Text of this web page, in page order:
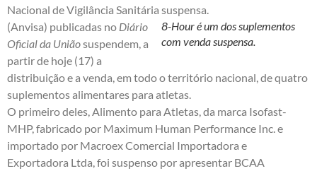
8-Hour é um dos suplementos
com venda suspensa.
Nacional de Vigilância Sanitária
(Anvisa) publicadas no Diário
Oficial da Uniãosuspendem, a
partir de hoje (17) a
distribuição e a venda, em todo o território nacional, de quatro
suplementos alimentares para atletas.
O primeiro deles, Alimento para Atletas, da marca Isofast-
MHP, fabricado por Maximum Human Performance Inc. e
importado por Macroex Comercial Importadora e
Exportadora Ltda, foi suspenso por apresentar BCAA